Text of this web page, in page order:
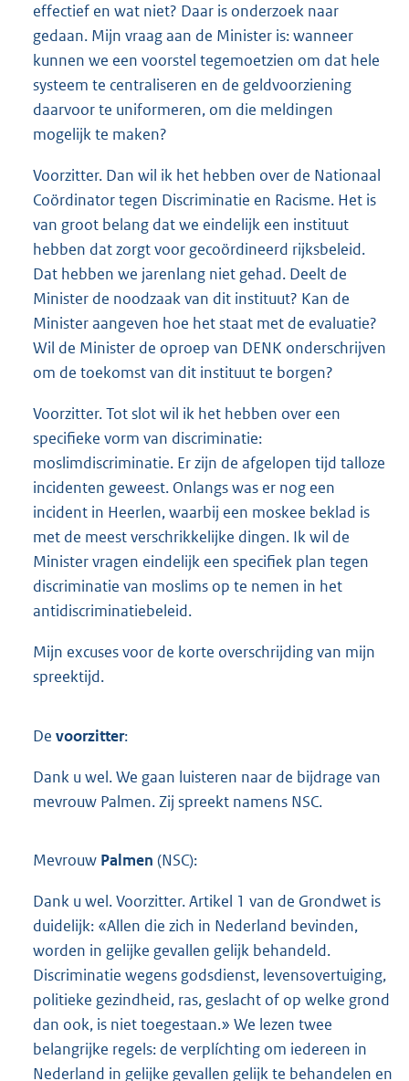
effectief en wat niet? Daar is onderzoek naar
gedaan. Mijn vraag aan de Minister is: wanneer
kunnen we een voorstel tegemoetzien om dat hele
systeem te centraliseren en de geldvoorziening
daarvoor te uniformeren, om die meldingen
mogelijk te maken?
Voorzitter. Dan wil ik het hebben over de Nationaal
Coördinator tegen Discriminatie en Racisme. Het is
van groot belang dat we eindelijk een instituut
hebben dat zorgt voor gecoördineerd rijksbeleid.
Dat hebben we jarenlang niet gehad. Deelt de
Minister de noodzaak van dit instituut? Kan de
Minister aangeven hoe het staat met de evaluatie?
Wil de Minister de oproep van DENK onderschrijven
om de toekomst van dit instituut te borgen?
Voorzitter. Tot slot wil ik het hebben over een
specifieke vorm van discriminatie:
moslimdiscriminatie. Er zijn de afgelopen tijd talloze
incidenten geweest. Onlangs was er nog een
incident in Heerlen, waarbij een moskee beklad is
met de meest verschrikkelijke dingen. Ik wil de
Minister vragen eindelijk een specifiek plan tegen
discriminatie van moslims op te nemen in het
antidiscriminatiebeleid.
Mijn excuses voor de korte overschrijding van mijn
spreektijd.
De voorzitter:
Dank u wel. We gaan luisteren naar de bijdrage van
mevrouw Palmen. Zij spreekt namens NSC.
Mevrouw Palmen (NSC):
Dank u wel. Voorzitter. Artikel 1 van de Grondwet is
duidelijk: «Allen die zich in Nederland bevinden,
worden in gelijke gevallen gelijk behandeld.
Discriminatie wegens godsdienst, levensovertuiging,
politieke gezindheid, ras, geslacht of op welke grond
dan ook, is niet toegestaan.» We lezen twee
belangrijke regels: de verplíchting om iedereen in
Nederland in gelijke gevallen gelijk te behandelen en